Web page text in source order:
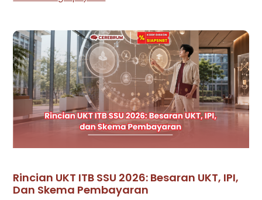
Rincian UKT ITB SSU 2026: Besaran UKT, IPI,
Dan Skema Pembayaran